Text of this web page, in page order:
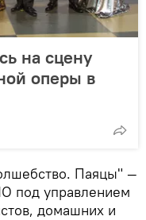
на сцену
оперы в
Паяцы" —
под управлением
домашних и